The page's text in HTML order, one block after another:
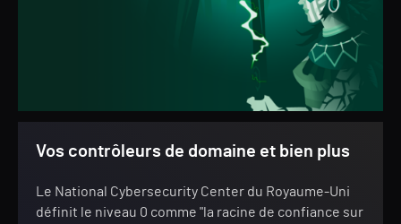
Vos contrôleurs de domaine et bien plus
Le National Cybersecurity Center du Royaume-Uni
définit le niveau 0 comme "la racine de confiance sur